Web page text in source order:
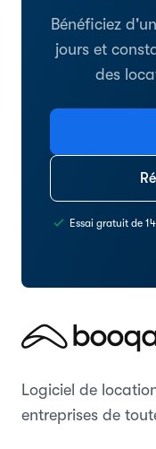
Bénéficiez
jours et
des
Essai gratuit de
Logiciel de
entreprises de